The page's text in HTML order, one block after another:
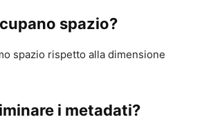
spazio?
spazio rispetto alla dimensione
i metadati?